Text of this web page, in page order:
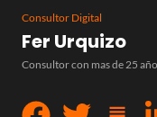
Consultor Digital
Fer Urquizo
Consultor con mas de 25